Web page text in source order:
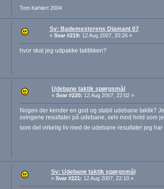
Tom Køhlert 2004
Sv: Bademesterens Diamant 07
« Svar #219: 12 Aug 2007, 20:26 »
hvor skal jeg udpakke taktikken?
Udebane taktik spørgsmål
« Svar #220: 12 Aug 2007, 22:02 »
Nogen der kender en god og stabil udebane taktik?
svingene resultater på udebane, selv mod hold som
som det virkelig liv med de udebane resultater jeg
Sv: Udebane taktik spørgsmål
« Svar #221: 12 Aug 2007, 22:10 »